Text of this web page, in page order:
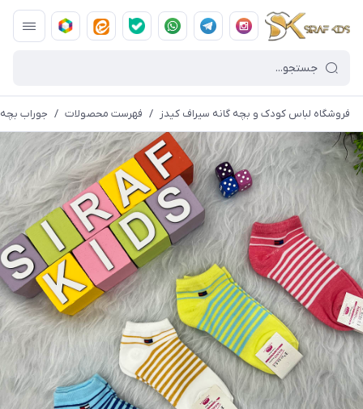
فروشگاه لباس کودک و بچه گانه سیراف کیدز / فهرست محصولات / جوراب بچه